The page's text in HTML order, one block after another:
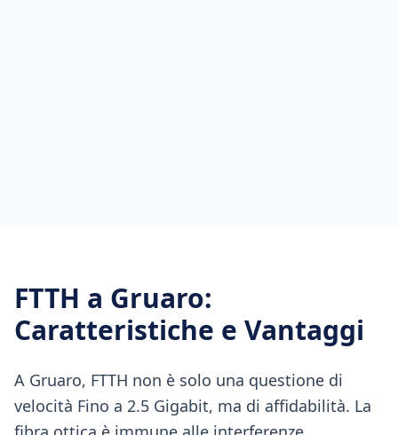
FTTH a Gruaro:
Caratteristiche e Vantaggi
A Gruaro, FTTH non è solo una questione di
velocità Fino a 2.5 Gigabit, ma di affidabilità. La